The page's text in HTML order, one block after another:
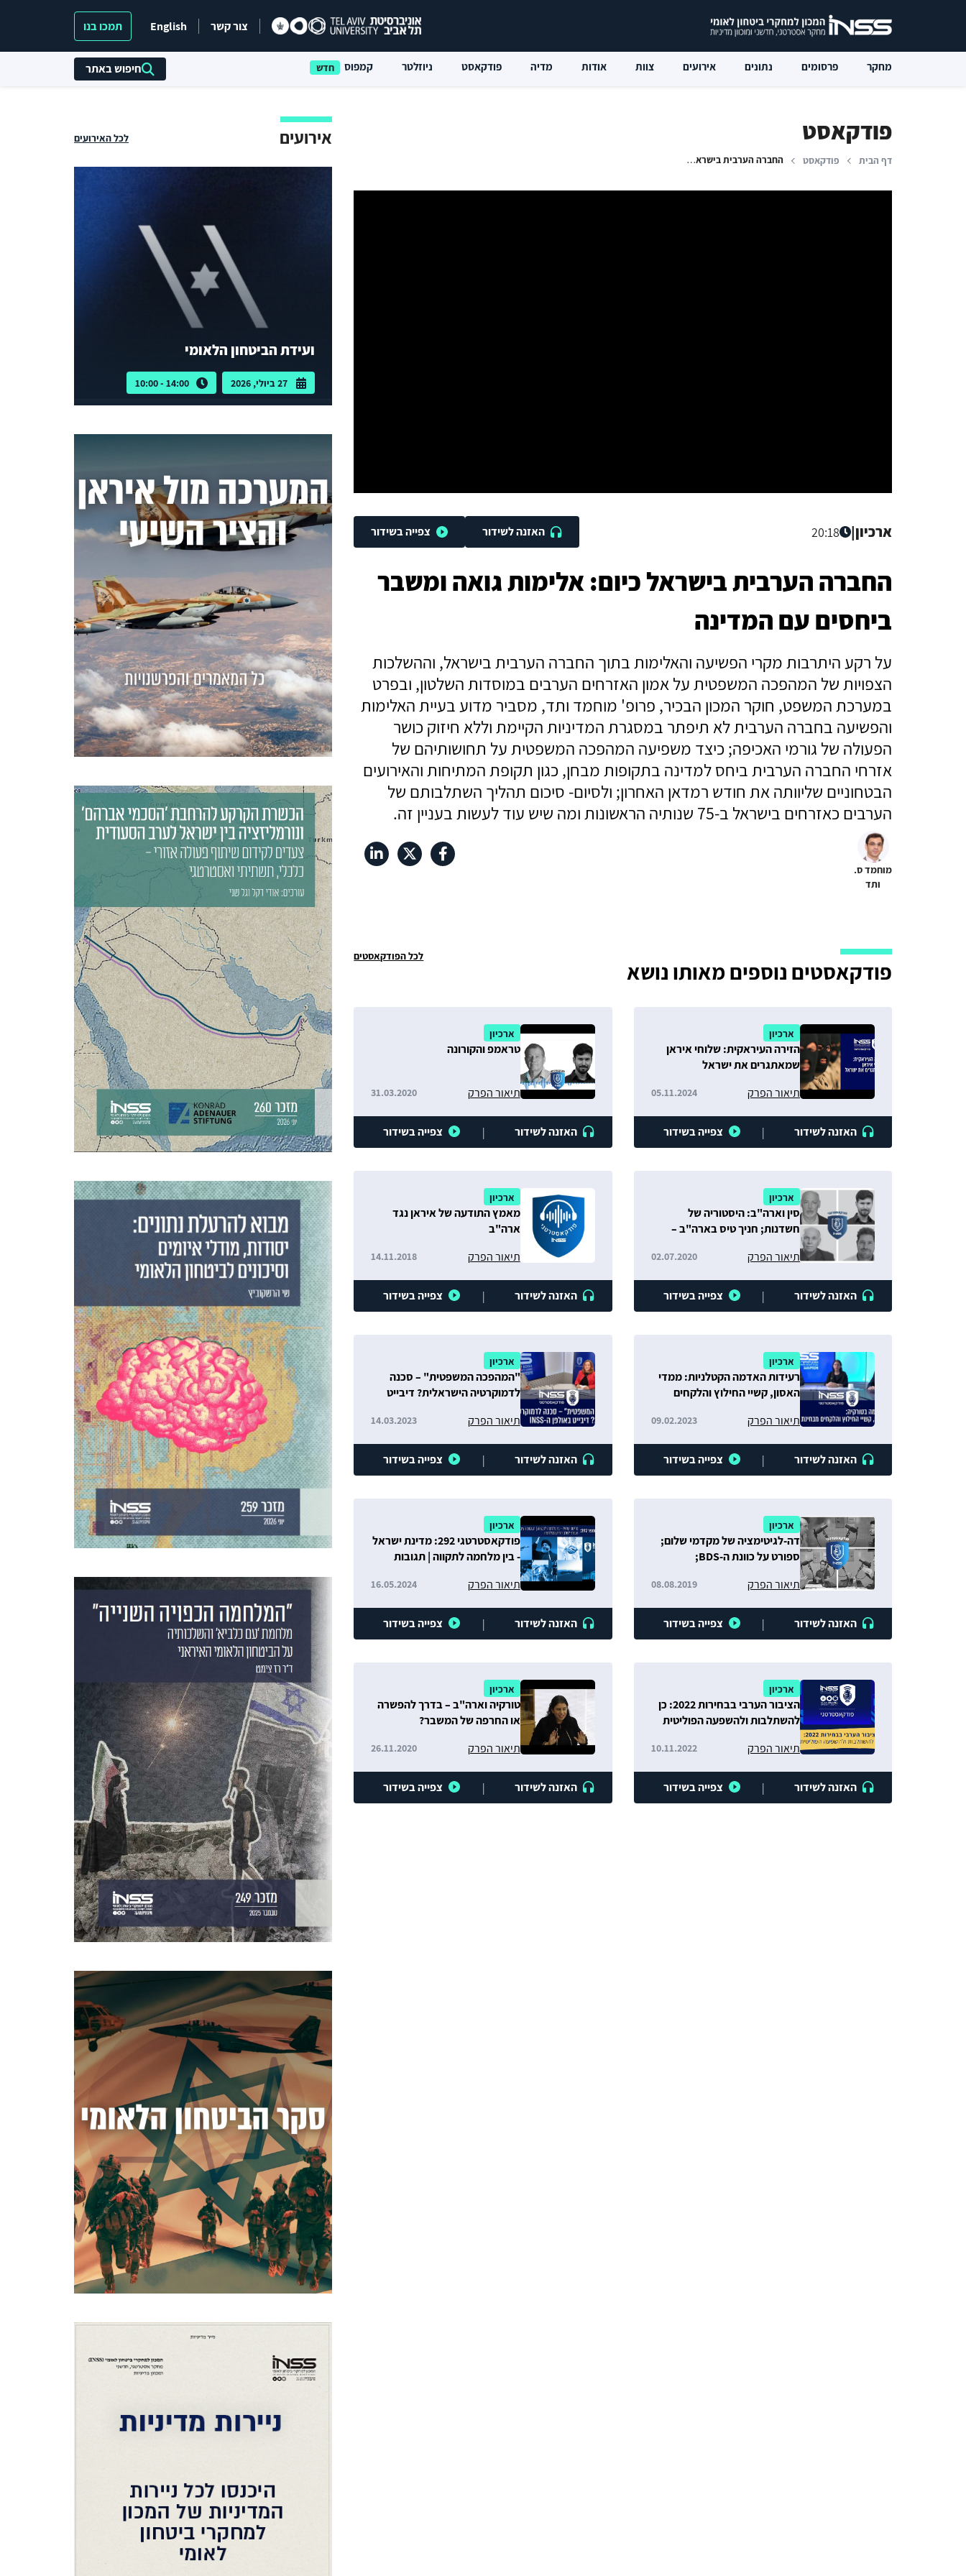
צור קשר English תמכו בנו
מחקר פרסומים נתונים אירועים צוות אודות מדיה פודקאסט ניוזלטר קמפוס חיפוש באתר
פודקאסט
דף הבית פודקאסט החברה הערבית בישראל כיום: אלימות גואה ומשבר ביחסים עם המדינה
ארכיון|
20:18 האזנה לשידור צפייה בשידור
החברה הערבית בישראל כיום: אלימות גואה ומשבר
ביחסים עם המדינה
על רקע היתרבות מקרי הפשיעה והאלימות בתוך החברה הערבית בישראל, וההשלכות
הצפויות של המהפכה המשפטית על אמון האזרחים הערבים במוסדות השלטון, ובפרט
במערכת המשפט, חוקר המכון הבכיר, פרופ' מוחמד ותד, מסביר מדוע בעיית האלימות
והפשיעה בחברה הערבית לא תיפתר במסגרת המדיניות הקיימת וללא חיזוק כושר
הפעולה של גורמי האכיפה; כיצד משפיעה המהפכה המשפטית על תחושותיהם של
אזרחי החברה הערבית ביחס למדינה בתקופות מבחן, כגון תקופת המתיחות והאירועים
הבטחוניים שליוותה את חודש רמדאן האחרון; ולסיום- סיכום תהליך השתלבותם של
הערבים כאזרחים בישראל ב-75 שנותיה הראשונות ומה שיש עוד לעשות בעניין זה.
מוחמד ס.
ותד
פודקאסטים נוספים מאותו נושא
לכל הפודקאסטים
ארכיון
הזירה העיראקית: שלוחי איראן
שמאתגרים את ישראל
תיאור הפרק
05.11.2024
האזנה לשידור | צפייה בשידור
ארכיון
טראמפ והקורונה
תיאור הפרק 31.03.2020
האזנה לשידור | צפייה בשידור
ארכיון
סין וארה"ב: היסטוריה של
חשדנות; חניך טיס בארה"ב –
והחרם
תיאור הפרק 02.07.2020
האזנה לשידור | צפייה בשידור
ארכיון
מאמץ התודעה של איראן נגד
ארה"ב
תיאור הפרק
14.11.2018
האזנה לשידור | צפייה בשידור
ארכיון
רעידות האדמה הקטלניות: ממדי
האסון, קשיי החילוץ והלקחים
תיאור הפרק
09.02.2023
האזנה לשידור | צפייה בשידור
ארכיון
"המהפכה המשפטית" – סכנה
לדמוקרטיה הישראלית? דיבייט
תיאור הפרק
14.03.2023
האזנה לשידור | צפייה בשידור
ארכיון
דה-לגיטימציה של מקדמי שלום;
ספורט על כוונת ה-BDS;
תיאור הפרק
08.08.2019
האזנה לשידור | צפייה בשידור
ארכיון
פודקאסטרטגי 292: מדינת ישראל
- בין מלחמה לתקווה | תגובות
לשלב החדש במלחמה
תיאור הפרק 16.05.2024
האזנה לשידור | צפייה בשידור
ארכיון
הציבור הערבי בבחירות 2022: כן
להשתלבות ולהשפעה הפוליטית
תיאור הפרק
10.11.2022
האזנה לשידור | צפייה בשידור
ארכיון
טורקיה וארה"ב – בדרך להפשרה
או החרפה של המשבר?
תיאור הפרק
26.11.2020
האזנה לשידור | צפייה בשידור
אירועים לכל האירועים
ועידת הביטחון הלאומי
27 ביולי, 2026 14:00 - 10:00